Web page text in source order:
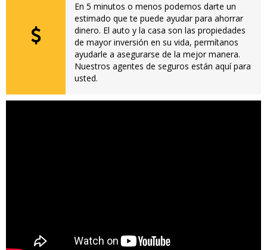
En 5 minutos o menos podemos darte un
estimado que te puede ayudar para ahorrar
dinero. El auto y la casa son las propiedades
de mayor inversión en su vida, permítanos
ayudarle a asegurarse de la mejor manera.
Nuestros agentes de seguros están aquí para
usted.